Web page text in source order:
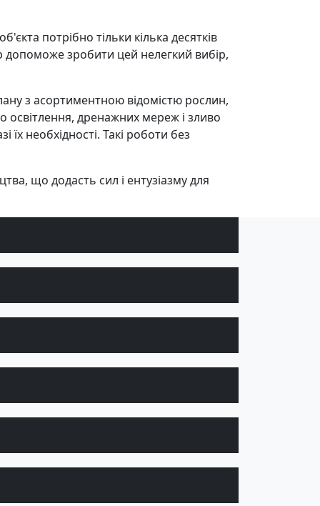
потрібно тільки кілька десятків
допоможе зробити цей нелегкий вибір,
з асортиментною відомістю рослин,
освітлення, дренажних мереж і зливо
необхідності. Такі роботи без
що додасть сил і ентузіазму для